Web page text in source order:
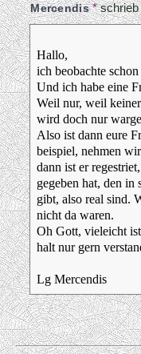
Mercendis*
Hallo,
ich beobachte
Und ich habe eine
Weil nur, weil
wird doch nur
Also ist dann eure
beispiel, nehmen
dann ist er
gegeben hat, den
gibt, also real sind.
nicht da waren.
Oh Gott, vieleicht
halt nur gern
Lg Mercendis